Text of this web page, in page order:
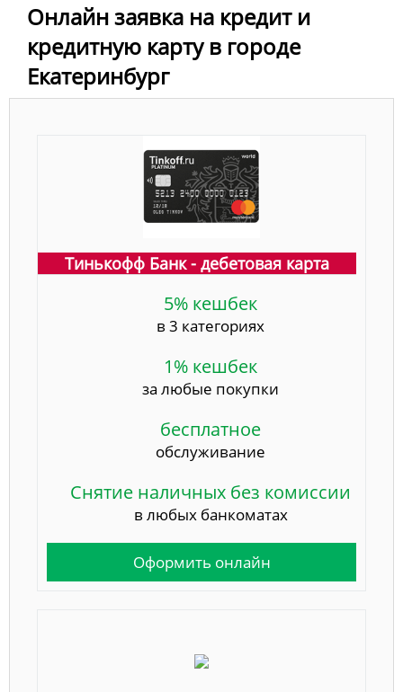
Онлайн заявка на кредит и
кредитную карту в городе
Екатеринбург
Тинькофф Банк - дебетовая карта
5% кешбек
в 3 категориях
1% кешбек
за любые покупки
бесплатное
обслуживание
Снятие наличных без комиссии
в любых банкоматах
Оформить онлайн